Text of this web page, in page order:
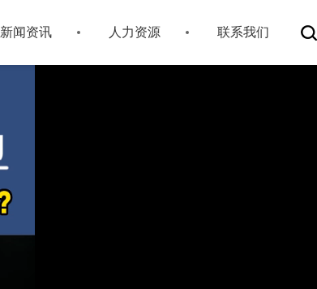
新闻资讯 人力资源 联系我们